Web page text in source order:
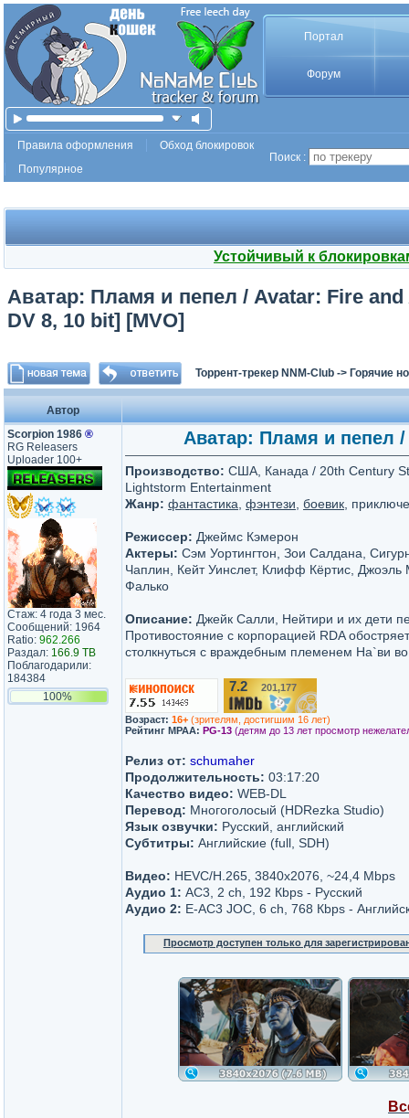
Портал
Форум
Правила оформления
Обход блокировок
Популярное
Поиск :
Устойчивый к
Аватар: Пламя и пепел / Avatar: Fire and
DV 8, 10 bit] [MVO]
Торрент-трекер NNM-Club -> Горячие
Автор
Scorpion 1986 ®
RG Releasers
Uploader 100+
Стаж: 4 года 3 мес.
Сообщений: 1964
Ratio: 962.266
Раздал: 166.9 TB
Поблагодарили:
184384
100%
Аватар: Пламя и пепел /
Производство: США, Канада / 20th Century
Lightstorm Entertainment
Жанр: фантастика фэнтези боевик ,
Режиссер: Джеймс Кэмерон
Актеры: Сэм Уортингтон, Зои Салдана,
Чаплин, Кейт Уинслет, Клифф Кёртис,
Фалько
Описание: Джейк Салли, Нейтири и их дети
Противостояние с корпорацией RDA
столкнуться с враждебным племенем На`ви во
7.2 201,177
Возраст: 16+ (зрителям, достигшим 16 лет)
Рейтинг MPAA: PG-13 (детям до 13 лет просмотр
Релиз от: schumaher
Продолжительность: 03:17:20
Качество видео: WEB-DL
Перевод: Многоголосый (HDRezka Studio)
Язык озвучки: Русский, английский
Субтитры: Английские (full, SDH)
Видео: HEVC/H.265, 3840x2076, ~24,4 Mbps
Аудио 1: AC3, 2 ch, 192 Кbps - Русский
Аудио 2: E-AC3 JOC, 6 ch, 768 Кbps -
Просмотр доступен только для